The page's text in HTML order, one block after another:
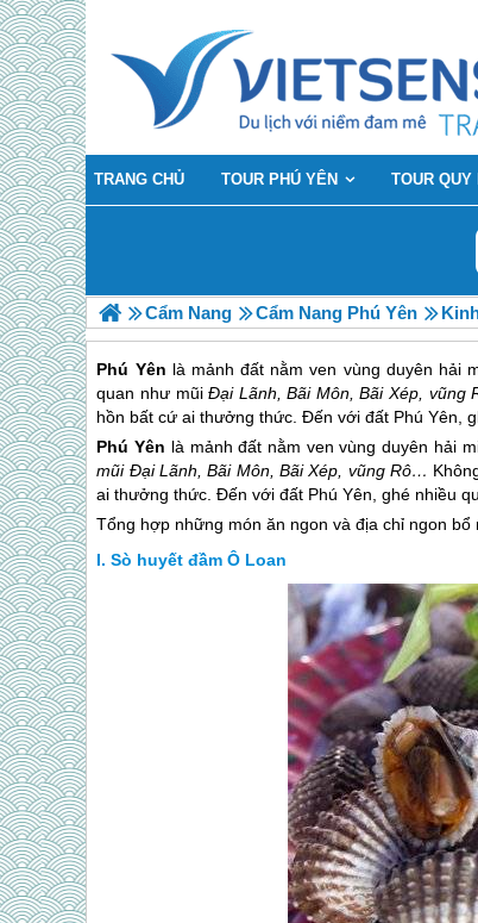
TRANG CHỦ TOUR PHÚ YÊN TOUR QUY
Cẩm Nang Cẩm Nang Phú Yên
Phú Yên là mảnh đất nằm ven vùng duyên hải
quan như mũiĐại Lãnh, Bãi Môn, Bãi Xép, vũng
hồn bất cứ ai thưởng thức. Đến với đất Phú Yên,
Phú Yên là mảnh đất nằm ven vùng duyên hải
mũi Đại Lãnh, Bãi Môn, Bãi Xép, vũng Rô…
ai thưởng thức. Đến với đất Phú Yên, ghé nhiều
Tổng hợp những món ăn ngon và địa chỉ ngon
Sò huyết đầm Ô Loan